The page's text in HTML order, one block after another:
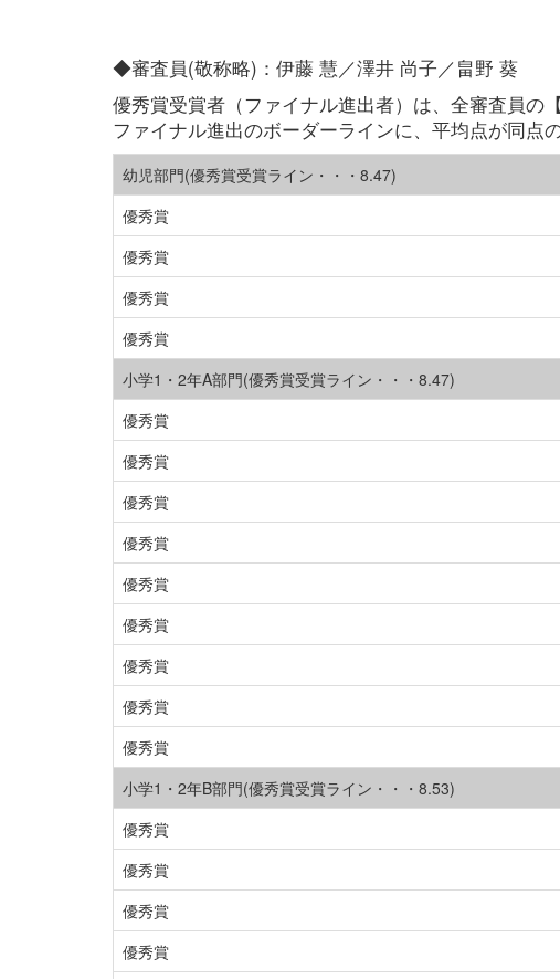
◆審査員(敬称略)：伊藤 慧／澤井 尚子／畠野 葵
優秀賞受賞者（ファイナル進出者）は、全審査員の
ファイナル進出のボーダーラインに、平均点が同点
幼児部門(優秀賞受賞ライン・・・8.47)
優秀賞
優秀賞
優秀賞
優秀賞
小学1・2年A部門(優秀賞受賞ライン・・・8.47)
優秀賞
優秀賞
優秀賞
優秀賞
優秀賞
優秀賞
優秀賞
優秀賞
優秀賞
小学1・2年B部門(優秀賞受賞ライン・・・8.53)
優秀賞
優秀賞
優秀賞
優秀賞